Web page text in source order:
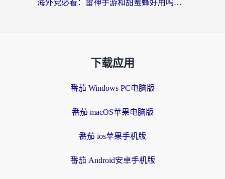
海外党必看：雷神手游和甜蜜蜂好用吗？3步选对回国加速器无缝刷国内资源
下载应用
番茄 Windows PC电脑版
番茄 macOS苹果电脑版
番茄 ios苹果手机版
番茄 Android安卓手机版